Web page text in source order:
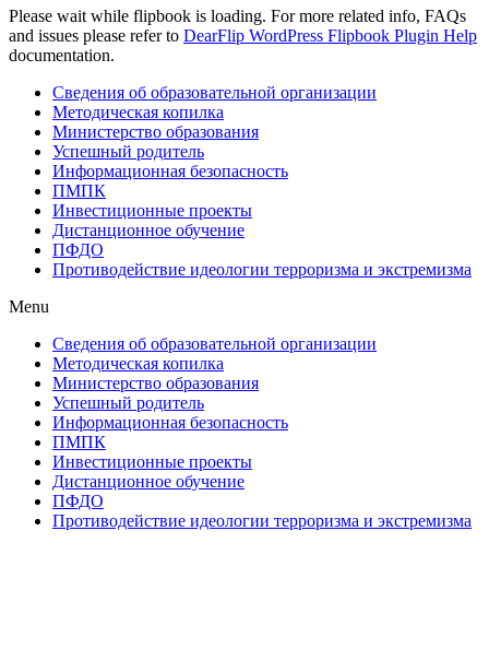
Please wait while flipbook is loading. For more related info, FAQs
and issues please refer to DearFlip WordPress Flipbook Plugin Help
documentation.
Сведения об образовательной организации
Методическая копилка
Министерство образования
Успешный родитель
Информационная безопасность
ПМПК
Инвестиционные проекты
Дистанционное обучение
ПФДО
Противодействие идеологии терроризма и экстремизма
Menu
Сведения об образовательной организации
Методическая копилка
Министерство образования
Успешный родитель
Информационная безопасность
ПМПК
Инвестиционные проекты
Дистанционное обучение
ПФДО
Противодействие идеологии терроризма и экстремизма